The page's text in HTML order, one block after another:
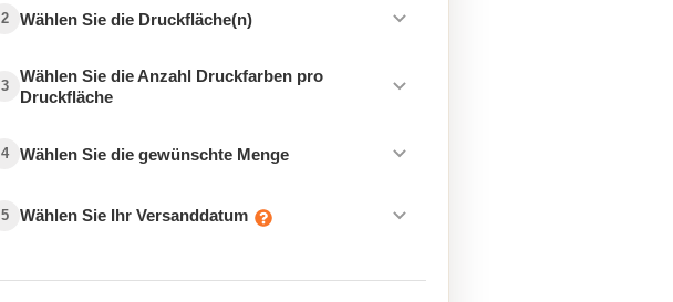
2 Wählen Sie die Druckfläche(n)
3
Wählen Sie die Anzahl Druckfarben pro
Druckfläche
4 Wählen Sie die gewünschte Menge
5 Wählen Sie Ihr Versanddatum